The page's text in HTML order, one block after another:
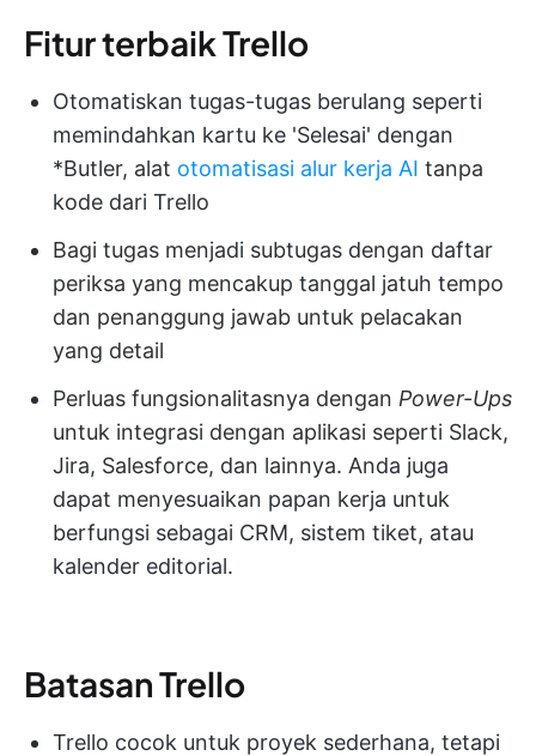
Fitur terbaik Trello
Otomatiskan tugas-tugas berulang seperti
memindahkan kartu ke 'Selesai' dengan
*Butler, alat otomatisasi alur kerja AI tanpa
kode dari Trello
Bagi tugas menjadi subtugas dengan daftar
periksa yang mencakup tanggal jatuh tempo
dan penanggung jawab untuk pelacakan
yang detail
Perluas fungsionalitasnya dengan Power-Ups
untuk integrasi dengan aplikasi seperti Slack,
Jira, Salesforce, dan lainnya. Anda juga
dapat menyesuaikan papan kerja untuk
berfungsi sebagai CRM, sistem tiket, atau
kalender editorial.
Batasan Trello
Trello cocok untuk proyek sederhana, tetapi